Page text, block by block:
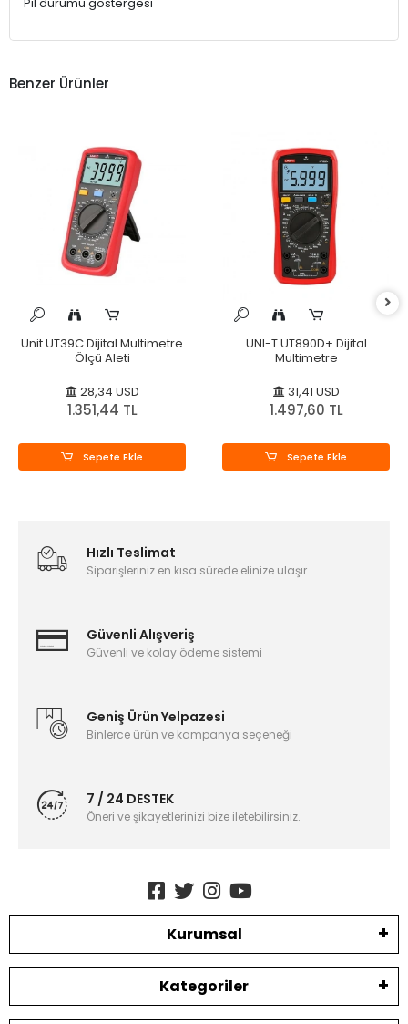
Benzer Ürünler
Unit UT39C Dijital Multimetre
Ölçü Aleti
28,34 USD
1.351,44 TL
Sepete Ekle
UNI-T UT890D+ Dijital
Multimetre
31,41 USD
1.497,60 TL
Sepete Ekle
Hızlı Teslimat
Siparişleriniz en kısa sürede elinize ulaşır.
Güvenli Alışveriş
Güvenli ve kolay ödeme sistemi
Geniş Ürün Yelpazesi
Binlerce ürün ve kampanya seçeneği
7 / 24 DESTEK
Öneri ve şikayetlerinizi bize iletebilirsiniz.
Kurumsal
Kategoriler